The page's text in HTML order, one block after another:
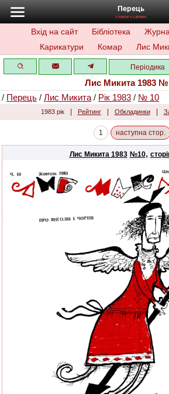
Перець
ГУМОР І САТИРА
Вхід на сайт Бібліотека
Карикатури
Комар Лис
Періодика
Лис Микита 1983
/ Перець / Лис Микита / Рік 1983 / № 10
1983 рік Рейтинг Обкладинки
1 наступна стор.
Лис Микита 1983 №10,